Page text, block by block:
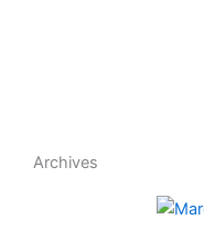
Archives